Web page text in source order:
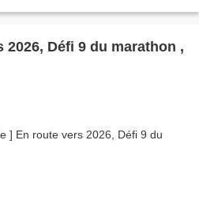
2026, Défi 9 du marathon ,